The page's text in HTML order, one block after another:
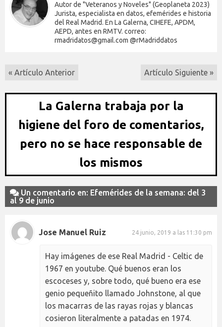
Autor de "Veteranos y Noveles" (Geoplaneta 2023)
Jurista, especialista en datos, efemérides e historia
del Real Madrid. En La Galerna, CIHEFE, APDM,
AEPD, antes en RMTV. correo:
rmadridatos@gmail.com @rMadriddatos
« Artículo Anterior Artículo Siguiente »
La Galerna trabaja por la
higiene del foro de comentarios,
pero no se hace responsable de
los mismos
Un comentario en: Efemérides de la semana: del 3
al 9 de junio
Jose Manuel Ruiz 24 junio, 2019 a las 11:30 pm
Hay imágenes de ese Real Madrid - Celtic de
1967 en youtube. Qué buenos eran los
escoceses y, sobre todo, qué bueno era ese
genio pequeñito llamado Johnstone, al que
los macarras de las rayas rojas y blancas
cosieron literalmente a patadas en 1974.